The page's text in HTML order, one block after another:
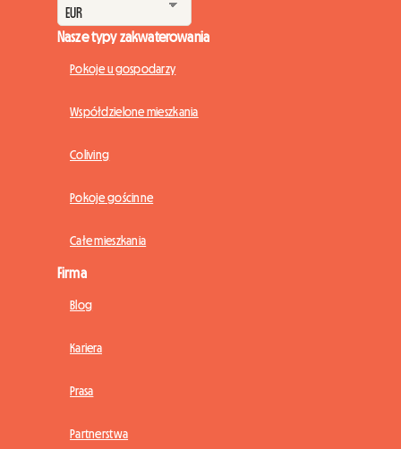
Nasze typy zakwaterowania
Pokoje u gospodarzy
Współdzielone mieszkania
Coliving
Pokoje gościnne
Całe mieszkania
Firma
Blog
Kariera
Prasa
Partnerstwa